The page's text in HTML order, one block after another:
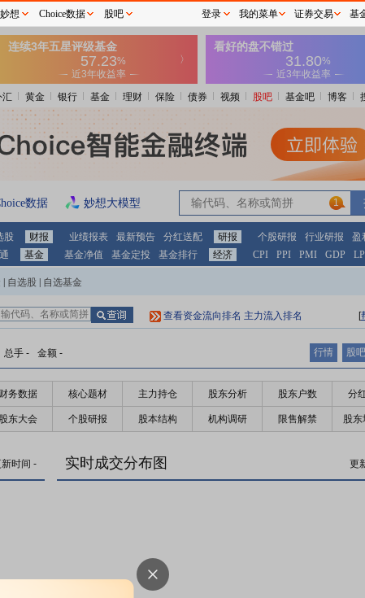
汇 黄金 银行 基金 理财 保险 债券 视频 股吧 基金吧 博客
数据 妙想大模型 1
股 财报 业绩报表 最新预告 分红送配 研报 个股研报 行业研报
盈
基金 基金净值 基金定投 基金排行 经济 CPI PPI PMI GDP
自选股 自选基金
查看资金流向排名 主力流入排名 [
总手 - 金额 - 行情 股吧
财务数据 核心题材 主力持仓 股东分析 股东户数 分
股东大会 个股研报 股本结构 机构调研 限售解禁 股东
时间 - 实时成交分布图 更
妙想 Choice数据 股吧 登录 我的菜单 证券交易 基